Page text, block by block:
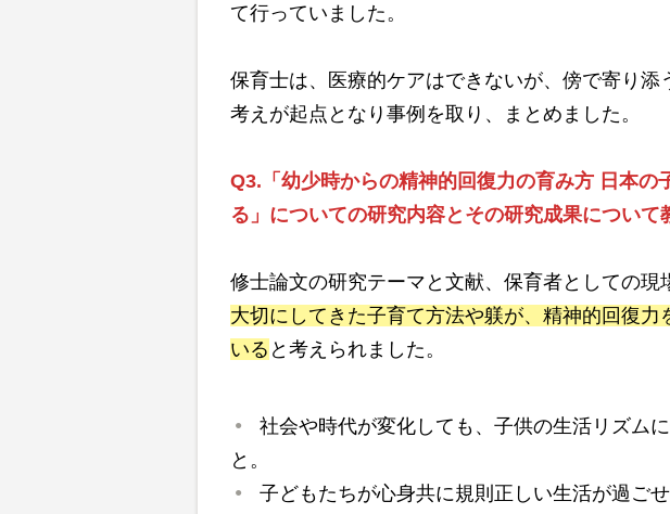
て行っていました。
保育士は、医療的ケアはできないが、傍で寄り添
考えが起点となり事例を取り、まとめました。
Q3. 「幼少時からの精神的回復力の育み方 日本の
る」についての研究内容とその研究成果について
修士論文の研究テーマと文献、保育者としての現
大切にしてきた子育て方法や躾が、精神的回復力
いる と考えられました。
社会や時代が変化しても、子供の生活リズム
と。
子どもたちが心身共に規則正しい生活が過ご